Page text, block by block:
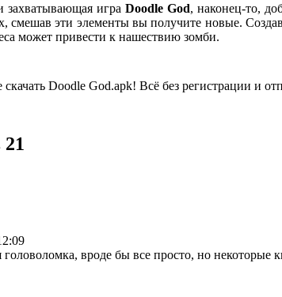
захватывающая играDoodle God, наконец-то,
смешав эти элементы вы получите новые.
может привести к нашествию зомби.
Doodle God.apk! Всё без регистрации и
21
головоломка, вроде бы все просто, но некоторые